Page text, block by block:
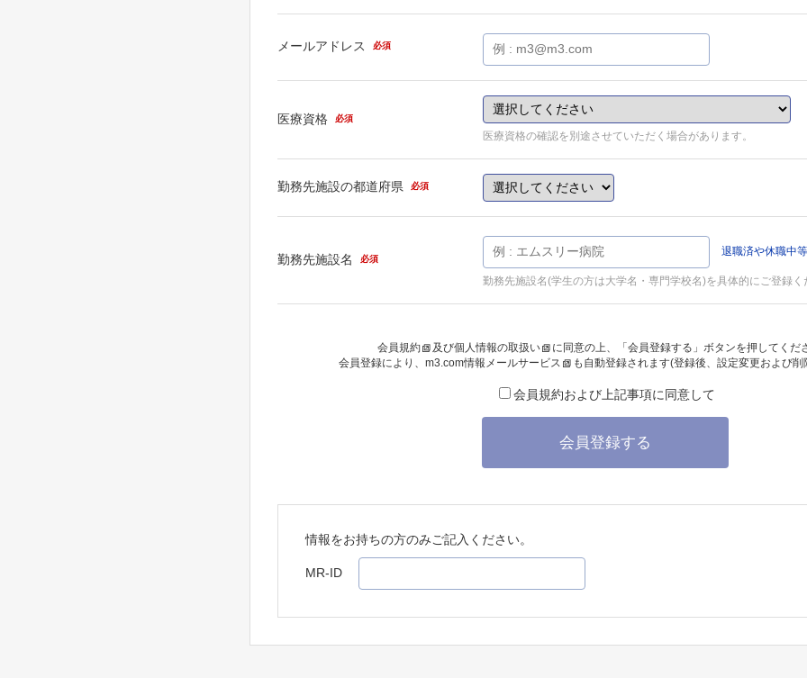
メールアドレス 必須
医療資格 必須
医療資格の確認を別途させていただく場合があります。
勤務先施設の都道府県 必須
勤務先施設名 必須
退職済や休職中
勤務先施設名(学生の方は大学名・専門学校名)を具体的にご登録く
会員規約 及び個人情報の取扱い
に同意の上、「会員登録する」ボタンを押してくだ
会員登録により、 m3.com情報メールサービス も自動登録されます(登録後、設定変更および
会員規約および上記事項に同意して
会員登録する
情報をお持ちの方のみご記入ください。
MR-ID